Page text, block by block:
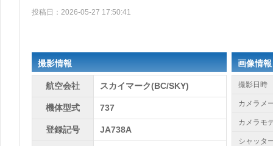
投稿日：2026-05-27 17:50:41
撮影情報
航空会社 スカイマーク(BC/SKY)
機体型式 737
登録記号 JA738A
画像情報
撮影日時
カメラメ
カメラモ
シャッタ